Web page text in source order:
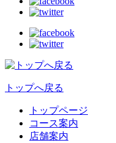
トップへ戻る
トップページ
コース案内
店舗案内